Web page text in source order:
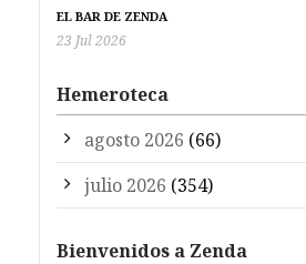
EL BAR DE ZENDA
23 Jul 2026
Hemeroteca
agosto 2026 (66)
julio 2026 (354)
Bienvenidos a Zenda